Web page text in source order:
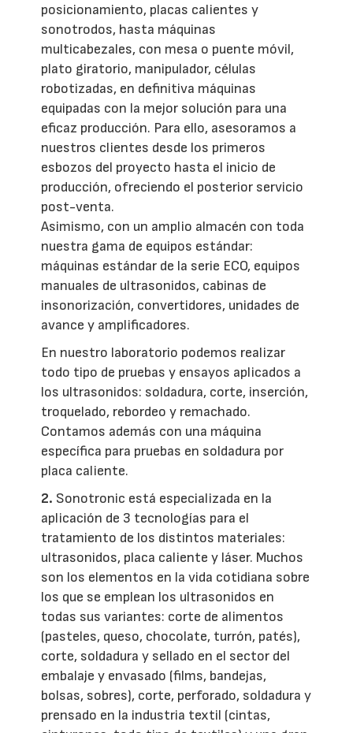
posicionamiento, placas calientes y
sonotrodos, hasta máquinas
multicabezales, con mesa o puente móvil,
plato giratorio, manipulador, células
robotizadas, en definitiva máquinas
equipadas con la mejor solución para una
eficaz producción. Para ello, asesoramos a
nuestros clientes desde los primeros
esbozos del proyecto hasta el inicio de
producción, ofreciendo el posterior servicio
post-venta.
Asimismo, con un amplio almacén con toda
nuestra gama de equipos estándar:
máquinas estándar de la serie ECO, equipos
manuales de ultrasonidos, cabinas de
insonorización, convertidores, unidades de
avance y amplificadores.
En nuestro laboratorio podemos realizar
todo tipo de pruebas y ensayos aplicados a
los ultrasonidos: soldadura, corte, inserción,
troquelado, rebordeo y remachado.
Contamos además con una máquina
específica para pruebas en soldadura por
placa caliente.
2. Sonotronic está especializada en la
aplicación de 3 tecnologías para el
tratamiento de los distintos materiales:
ultrasonidos, placa caliente y láser. Muchos
son los elementos en la vida cotidiana sobre
los que se emplean los ultrasonidos en
todas sus variantes: corte de alimentos
(pasteles, queso, chocolate, turrón, patés),
corte, soldadura y sellado en el sector del
embalaje y envasado (films, bandejas,
bolsas, sobres), corte, perforado, soldadura y
prensado en la industria textil (cintas,